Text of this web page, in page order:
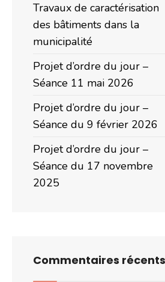
Travaux de caractérisation
des bâtiments dans la
municipalité
Projet d’ordre du jour –
Séance 11 mai 2026
Projet d’ordre du jour –
Séance du 9 février 2026
Projet d’ordre du jour –
Séance du 17 novembre
2025
Commentaires récents